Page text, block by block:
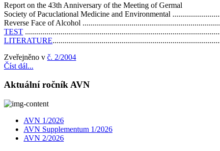
Report on the 43th Anniversary of the Meeting of Germal
Society of Pacuclational Medicine and Environmental
Reverse Face of Alcohol
TEST
LITERATURE
Zveřejněno v č. 2/2004
Číst dál...
Aktuální ročník AVN
AVN 1/2026
AVN Supplementum 1/2026
AVN 2/2026